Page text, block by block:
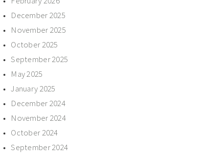
December 2025
November 2025
October 2025
September 2025
May 2025
January 2025
December 2024
November 2024
October 2024
September 2024